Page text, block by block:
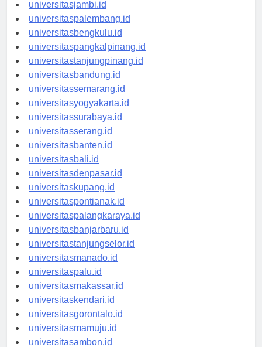
universitasjambi.id
universitaspalembang.id
universitasbengkulu.id
universitaspangkalpinang.id
universitastanjungpinang.id
universitasbandung.id
universitassemarang.id
universitasyogyakarta.id
universitassurabaya.id
universitasserang.id
universitasbanten.id
universitasbali.id
universitasdenpasar.id
universitaskupang.id
universitaspontianak.id
universitaspalangkaraya.id
universitasbanjarbaru.id
universitastanjungselor.id
universitasmanado.id
universitaspalu.id
universitasmakassar.id
universitaskendari.id
universitasgorontalo.id
universitasmamuju.id